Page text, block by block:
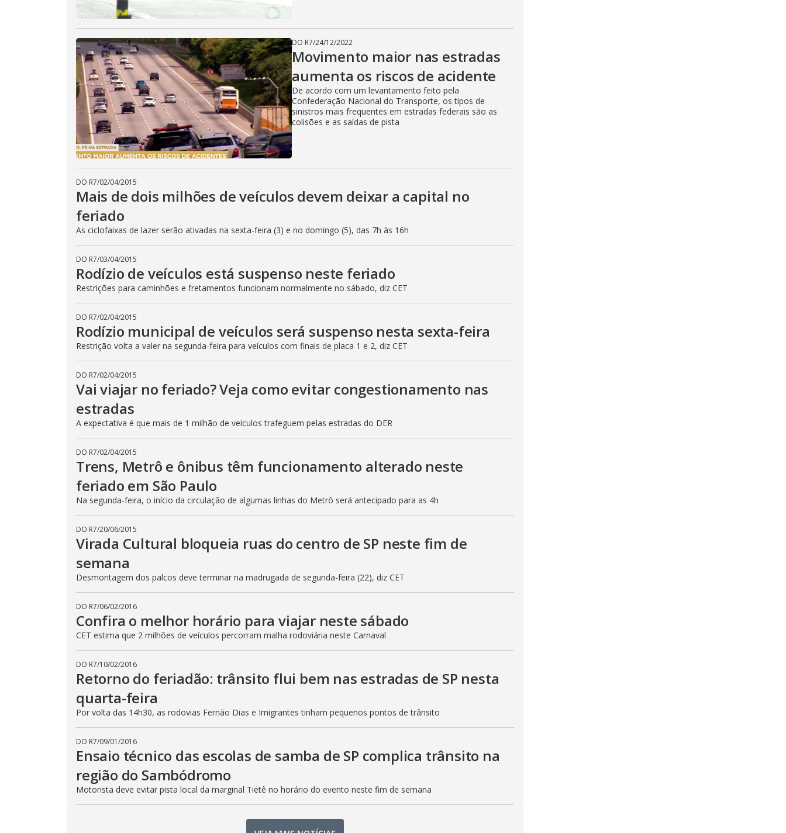
DO R7/24/12/2022
Movimento maior nas estradas
aumenta os riscos de acidente
De acordo com um levantamento feito pela
Confederação Nacional do Transporte, os tipos de
sinistros mais frequentes em estradas federais são as
colisões e as saídas de pista
DO R7/02/04/2015
Mais de dois milhões de veículos devem deixar a capital no
feriado
As ciclofaixas de lazer serão ativadas na sexta-feira (3) e no domingo (5), das 7h às 16h
DO R7/03/04/2015
Rodízio de veículos está suspenso neste feriado
Restrições para caminhões e fretamentos funcionam normalmente no sábado, diz CET
DO R7/02/04/2015
Rodízio municipal de veículos será suspenso nesta sexta-feira
Restrição volta a valer na segunda-feira para veículos com finais de placa 1 e 2, diz CET
DO R7/02/04/2015
Vai viajar no feriado? Veja como evitar congestionamento nas
estradas
A expectativa é que mais de 1 milhão de veículos trafeguem pelas estradas do DER
DO R7/02/04/2015
Trens, Metrô e ônibus têm funcionamento alterado neste
feriado em São Paulo
Na segunda-feira, o início da circulação de algumas linhas do Metrô será antecipado para as 4h
DO R7/20/06/2015
Virada Cultural bloqueia ruas do centro de SP neste fim de
semana
Desmontagem dos palcos deve terminar na madrugada de segunda-feira (22), diz CET
DO R7/06/02/2016
Confira o melhor horário para viajar neste sábado
CET estima que 2 milhões de veículos percorram malha rodoviária neste Carnaval
DO R7/10/02/2016
Retorno do feriadão: trânsito flui bem nas estradas de SP nesta
quarta-feira
Por volta das 14h30, as rodovias Fernão Dias e Imigrantes tinham pequenos pontos de trânsito
DO R7/09/01/2016
Ensaio técnico das escolas de samba de SP complica trânsito na
região do Sambódromo
Motorista deve evitar pista local da marginal Tietê no horário do evento neste fim de semana